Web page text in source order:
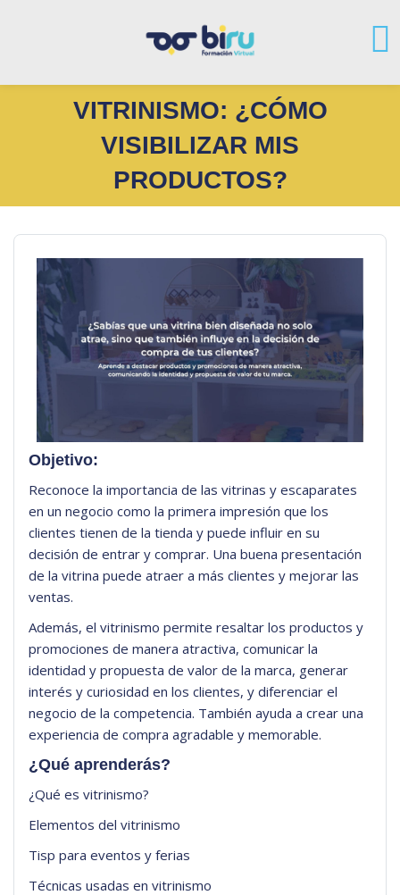
VITRINISMO: ¿CÓMO
VISIBILIZAR MIS
PRODUCTOS?
Objetivo:
Reconoce la importancia de las vitrinas y escaparates
en un negocio como la primera impresión que los
clientes tienen de la tienda y puede influir en su
decisión de entrar y comprar. Una buena presentación
de la vitrina puede atraer a más clientes y mejorar las
ventas.
Además, el vitrinismo permite resaltar los productos y
promociones de manera atractiva, comunicar la
identidad y propuesta de valor de la marca, generar
interés y curiosidad en los clientes, y diferenciar el
negocio de la competencia. También ayuda a crear una
experiencia de compra agradable y memorable.
¿Qué aprenderás?
¿Qué es vitrinismo?
Elementos del vitrinismo
Tisp para eventos y ferias
Técnicas usadas en vitrinismo